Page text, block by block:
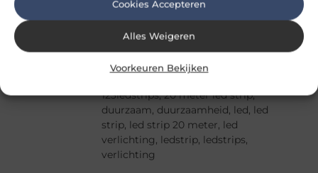
Cookies Accepteren
Alles Weigeren
Voorkeuren Bekijken
123ledstrips,20 meter led strip,
duurzaam, duurzaamheid, led, led
strip, led strip 20 meter, led
verlichting, ledstrip, ledstrips,
verlichting